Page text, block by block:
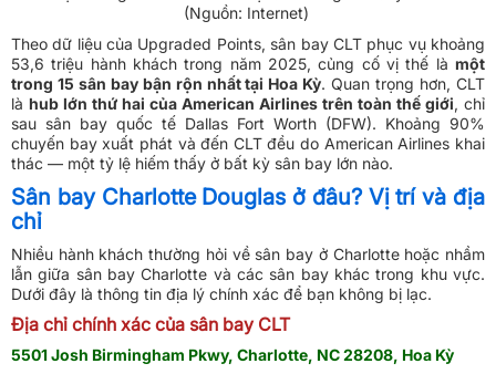
(Nguồn: Internet)
Theo dữ liệu của Upgraded Points, sân bay CLT phục vụ khoảng
53,6 triệu hành khách trong năm 2025, củng cố vị thế là một
trong 15 sân bay bận rộn nhất tại Hoa Kỳ. Quan trọng hơn, CLT
là hub lớn thứ hai của American Airlines trên toàn thế giới, chỉ
sau sân bay quốc tế Dallas Fort Worth (DFW). Khoảng 90%
chuyến bay xuất phát và đến CLT đều do American Airlines khai
thác — một tỷ lệ hiếm thấy ở bất kỳ sân bay lớn nào.
Sân bay Charlotte Douglas ở đâu? Vị trí và địa
chỉ
Nhiều hành khách thường hỏi về sân bay ở Charlotte hoặc nhầm
lẫn giữa sân bay Charlotte và các sân bay khác trong khu vực.
Dưới đây là thông tin địa lý chính xác để bạn không bị lạc.
Địa chỉ chính xác của sân bay CLT
5501 Josh Birmingham Pkwy, Charlotte, NC 28208, Hoa Kỳ